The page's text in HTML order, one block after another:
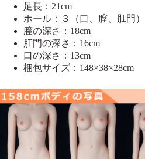
足長：21cm
ホール：３（口、膣、肛門）
膣の深さ：18cm
肛門の深さ：16cm
口の深さ：13cm
梱包サイズ：148×38×28cm